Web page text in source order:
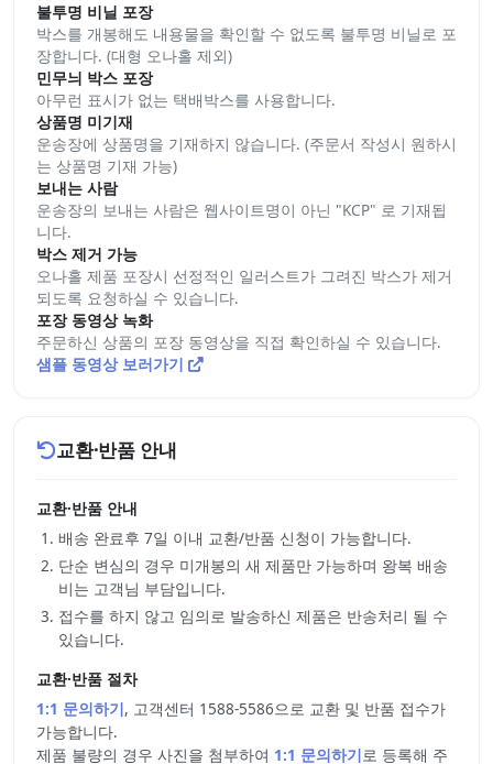
불투명 비닐 포장
박스를 개봉해도 내용물을 확인할 수 없도록 불투명 비닐로 포
장합니다. (대형 오나홀 제외)
민무늬 박스 포장
아무런 표시가 없는 택배박스를 사용합니다.
상품명 미기재
운송장에 상품명을 기재하지 않습니다. (주문서 작성시 원하시
는 상품명 기재 가능)
보내는 사람
운송장의 보내는 사람은 웹사이트명이 아닌 "KCP" 로 기재됩
니다.
박스 제거 가능
오나홀 제품 포장시 선정적인 일러스트가 그려진 박스가 제거
되도록 요청하실 수 있습니다.
포장 동영상 녹화
주문하신 상품의 포장 동영상을 직접 확인하실 수 있습니다.
샘플 동영상 보러가기
교환·반품 안내
교환·반품 안내
배송 완료후 7일 이내 교환/반품 신청이 가능합니다.
단순 변심의 경우 미개봉의 새 제품만 가능하며 왕복 배송
비는 고객님 부담입니다.
접수를 하지 않고 임의로 발송하신 제품은 반송처리 될 수
있습니다.
교환·반품 절차
1:1 문의하기, 고객센터 1588-5586으로 교환 및 반품 접수가
가능합니다.
제품 불량의 경우 사진을 첨부하여 1:1 문의하기로 등록해 주